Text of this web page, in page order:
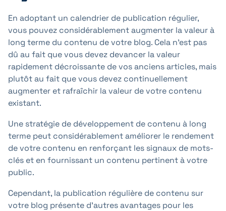
En adoptant un calendrier de publication régulier,
vous pouvez considérablement augmenter la valeur à
long terme du contenu de votre blog. Cela n'est pas
dû au fait que vous devez devancer la valeur
rapidement décroissante de vos anciens articles, mais
plutôt au fait que vous devez continuellement
augmenter et rafraîchir la valeur de votre contenu
existant.
Une stratégie de développement de contenu à long
terme peut considérablement améliorer le rendement
de votre contenu en renforçant les signaux de mots-
clés et en fournissant un contenu pertinent à votre
public.
Cependant, la publication régulière de contenu sur
votre blog présente d'autres avantages pour les